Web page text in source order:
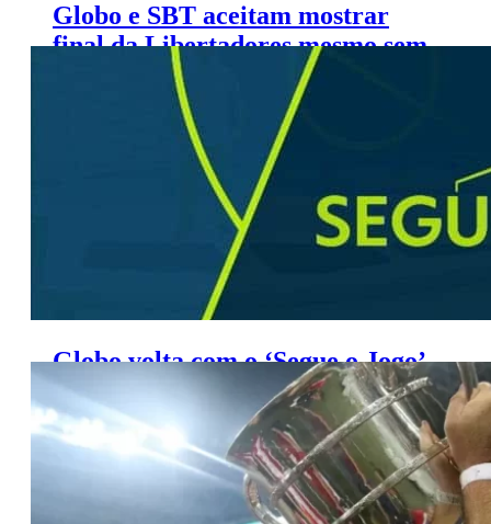
Globo e SBT aceitam mostrar
final da Libertadores mesmo sem
clubes brasileiros
Globo volta com o ‘Segue o Jogo’
no dia 11 de abril